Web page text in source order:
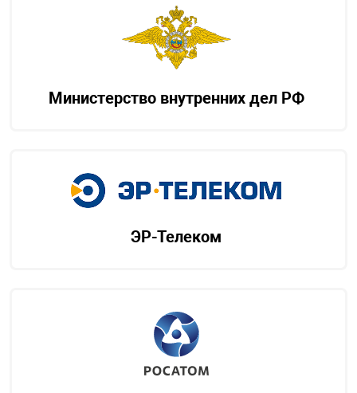
Министерство внутренних дел РФ
ЭР-Телеком